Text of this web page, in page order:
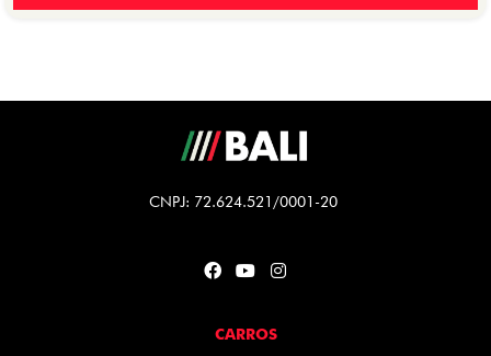
CNPJ: 72.624.521/0001-20
CARROS